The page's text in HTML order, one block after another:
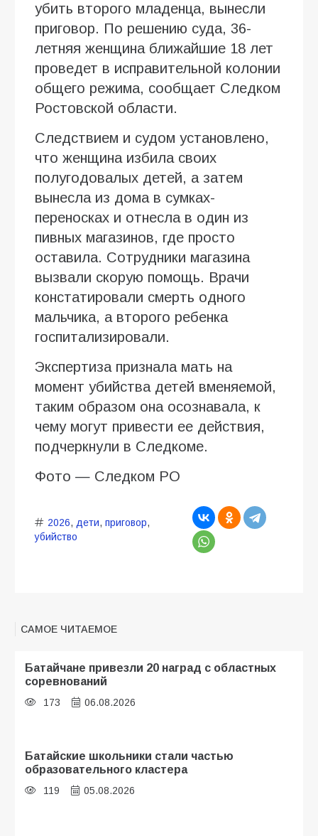
убить второго младенца, вынесли
приговор. По решению суда, 36-
летняя женщина ближайшие 18 лет
проведет в исправительной колонии
общего режима, сообщает Следком
Ростовской области.
Следствием и судом установлено,
что женщина избила своих
полугодовалых детей, а затем
вынесла из дома в сумках-
переносках и отнесла в один из
пивных магазинов, где просто
оставила. Сотрудники магазина
вызвали скорую помощь. Врачи
констатировали смерть одного
мальчика, а второго ребенка
госпитализировали.
Экспертиза признала мать на
момент убийства детей вменяемой,
таким образом она осознавала, к
чему могут привести ее действия,
подчеркнули в Следкоме.
Фото — Следком РО
2026, дети, приговор,
убийство
САМОЕ ЧИТАЕМОЕ
Батайчане привезли 20 наград с областных
соревнований
173 06.08.2026
Батайские школьники стали частью
образовательного кластера
119 05.08.2026